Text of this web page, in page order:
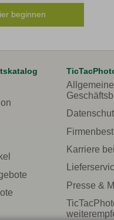
beginnen
Allgemeine
Karriere
Presse &